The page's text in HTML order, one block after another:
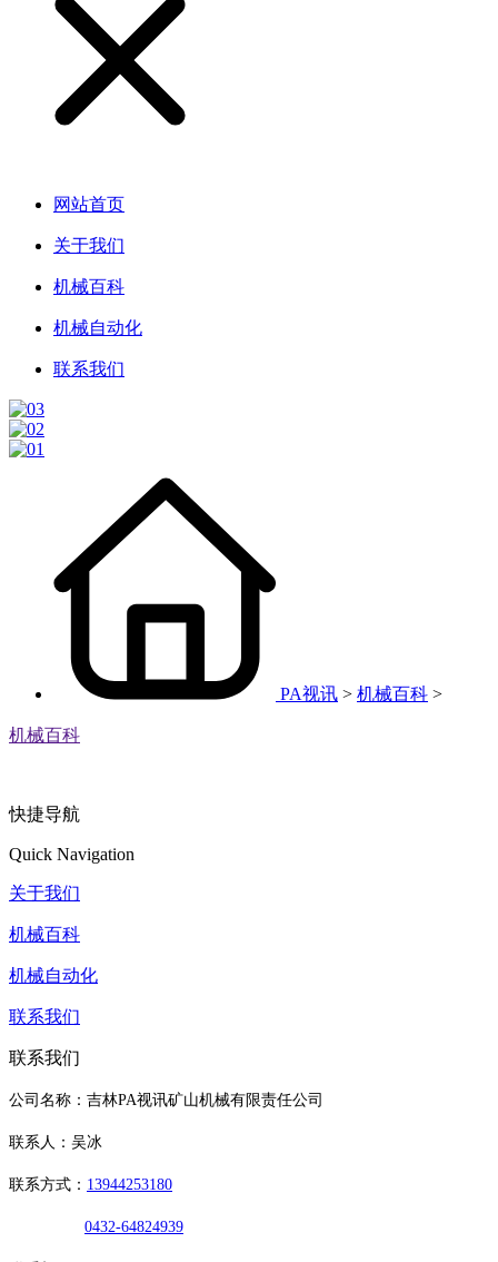
网站首页
关于我们
机械百科
机械自动化
联系我们
PA视讯 > 机械百科 >
机械百科
快捷导航
Quick Navigation
关于我们
机械百科
机械自动化
联系我们
联系我们
公司名称：吉林PA视讯矿山机械有限责任公司
联系人：吴冰
联系方式： 13944253180
0432-64824939